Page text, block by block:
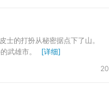
秘密据点下了山。
武雄市。
[详细]